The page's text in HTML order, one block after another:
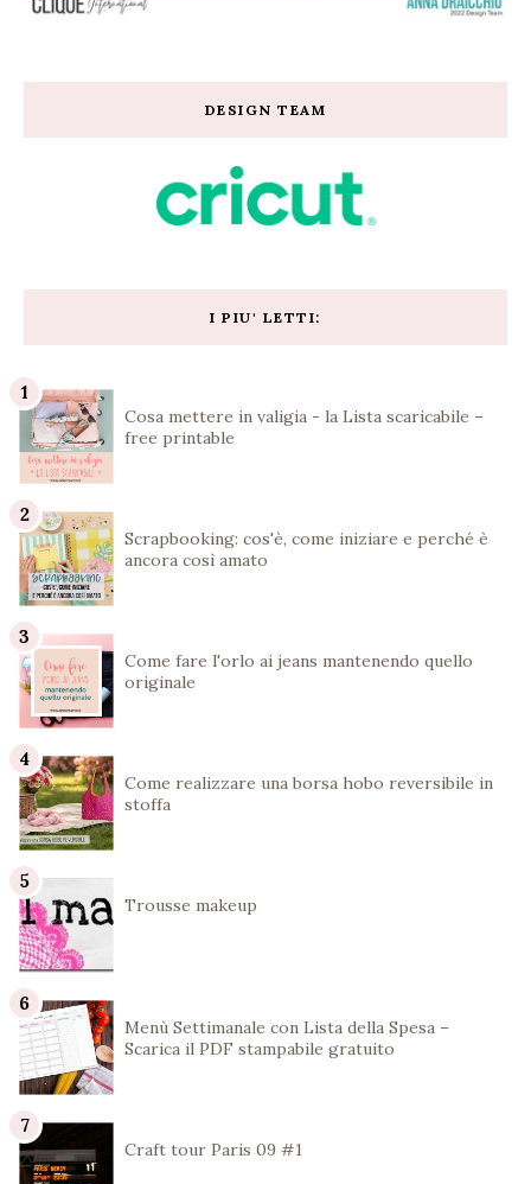
DESIGN TEAM
I PIU' LETTI:
Cosa mettere in valigia - la Lista scaricabile –
free printable
Scrapbooking: cos'è, come iniziare e perché è
ancora così amato
Come fare l'orlo ai jeans mantenendo quello
originale
Come realizzare una borsa hobo reversibile in
stoffa
Trousse makeup
Menù Settimanale con Lista della Spesa –
Scarica il PDF stampabile gratuito
Craft tour Paris 09 #1